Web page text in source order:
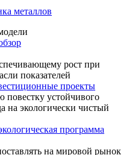
металлов
рост при
показателей
проекты
устойчивого
на экологически чистый
программа
на мировой рынок